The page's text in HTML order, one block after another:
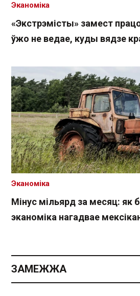
«Экстрэмісты» замест
ўжо не ведае, куды вядзе
Эканоміка
Мінус мільярд за месяц: як
эканоміка нагадвае
Эканоміка
ЗАМЕЖЖА